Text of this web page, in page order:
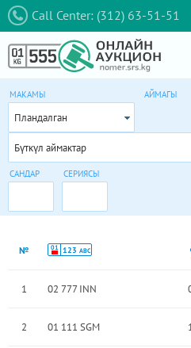
Call Center: (312) 63-51-51
МАКАМЫ
Пландалган
АЙМАГЫ
Бүткүл аймактар
САНДАР СЕРИЯСЫ
№ 01 123 ABC
1 02 777 INN
2 01 111 SGM